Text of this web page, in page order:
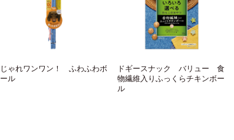
じゃれワンワン！ ふわふわボ
ール
ドギースナック バリュー 食
物繊維入りふっくらチキンボー
ル